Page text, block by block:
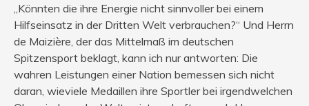
„Könnten die ihre Energie nicht sinnvoller bei einem
Hilfseinsatz in der Dritten Welt verbrauchen?“ Und Herrn
de Maizière, der das Mittelmaß im deutschen
Spitzensport beklagt, kann ich nur antworten: Die
wahren Leistungen einer Nation bemessen sich nicht
daran, wieviele Medaillen ihre Sportler bei irgendwelchen